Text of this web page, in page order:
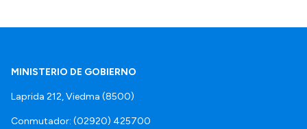
MINISTERIO DE GOBIERNO
Laprida 212, Viedma (8500)
Conmutador: (02920) 425700